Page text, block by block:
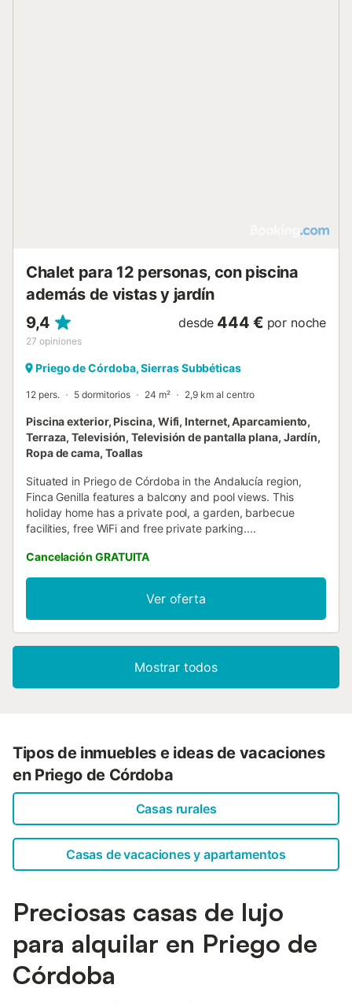
Chalet para 12 personas, con piscina
además de vistas y jardín
9,4
27 opiniones
desde 444 € por noche
Priego de Córdoba, Sierras Subbéticas
12 pers. 5 dormitorios 24 m² 2,9 km al centro
Piscina exterior, Piscina, Wifi, Internet, Aparcamiento,
Terraza, Televisión, Televisión de pantalla plana, Jardín,
Ropa de cama, Toallas
Situated in Priego de Córdoba in the Andalucía region,
Finca Genilla features a balcony and pool views. This
holiday home has a private pool, a garden, barbecue
facilities, free WiFi and free private parking....
Cancelación GRATUITA
Ver oferta
Mostrar todos
Tipos de inmuebles e ideas de vacaciones
en Priego de Córdoba
Casas rurales
Casas de vacaciones y apartamentos
Preciosas casas de lujo
para alquilar en Priego de
Córdoba